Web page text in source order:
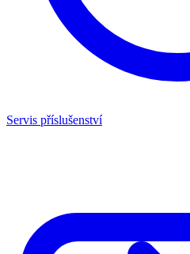
Servis příslušenství